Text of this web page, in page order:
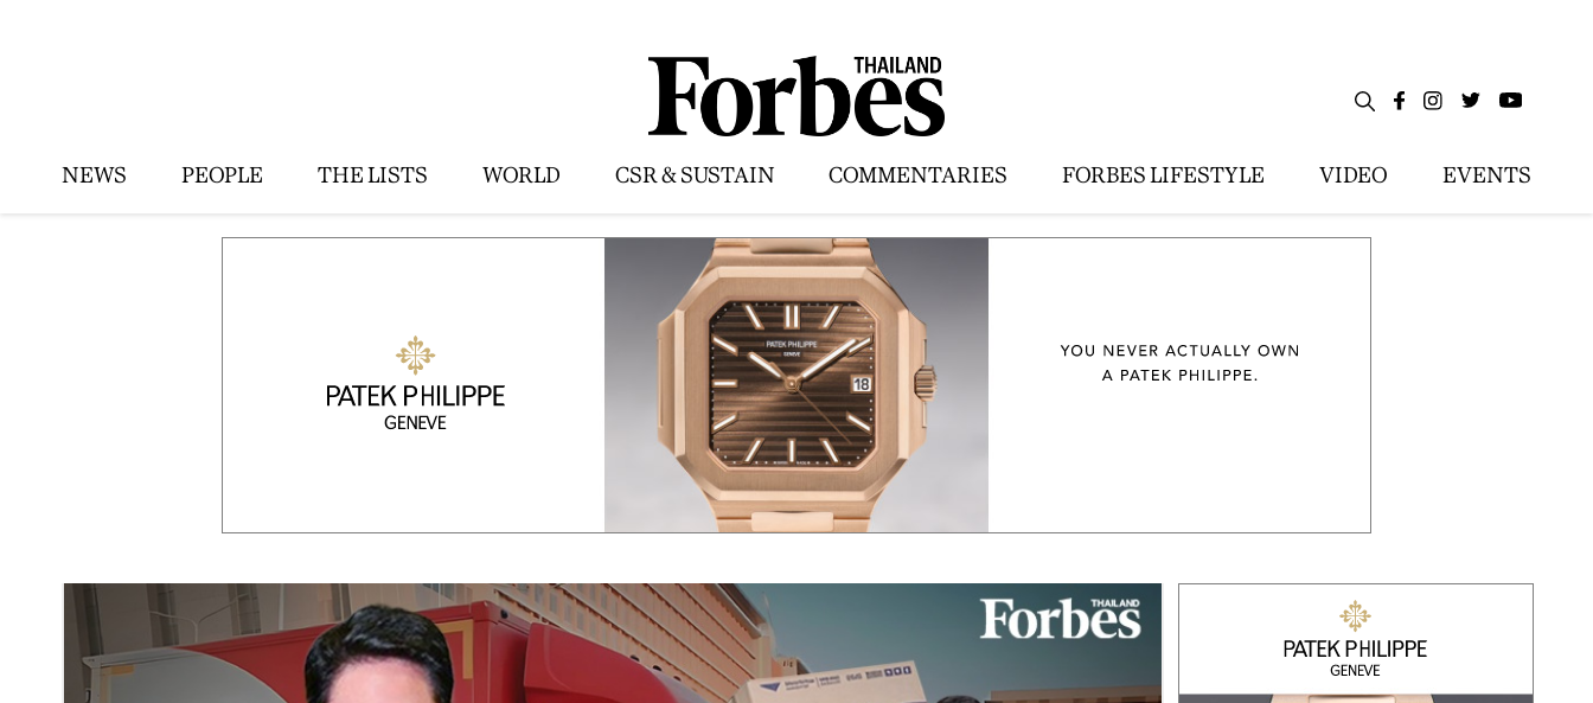
NEWS PEOPLE THE LISTS WORLD CSR & SUSTAIN COMMENTARIES FORBES LIFESTYLE VIDEO EVENTS